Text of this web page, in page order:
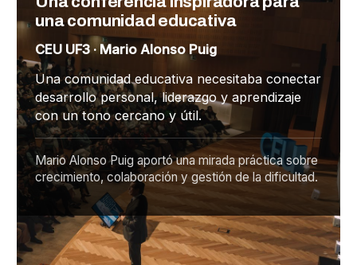
una comunidad educativa
CEU UF3 · Mario Alonso Puig
Una comunidad educativa necesitaba conectar
desarrollo personal, liderazgo y aprendizaje
con un tono cercano y útil.
Mario Alonso Puig aportó una mirada práctica sobre
crecimiento, colaboración y gestión de la dificultad.